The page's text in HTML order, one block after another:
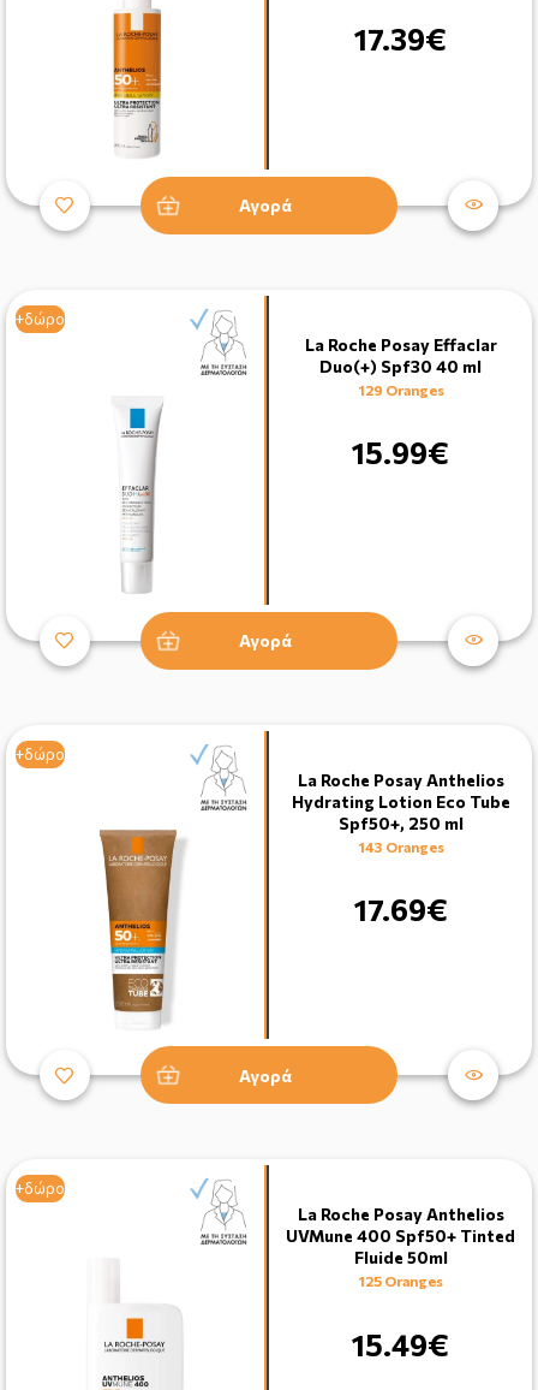
17.39€
Αγορά
+δώρο
+δώρο
La Roche Posay Effaclar
Duo(+) Spf30 40 ml
129 Oranges
15.99€
Αγορά
+δώρο
La Roche Posay Anthelios
Hydrating Lotion Eco Tube
Spf50+, 250 ml
143 Oranges
17.69€
Αγορά
+δώρο
La Roche Posay Anthelios
UVMune 400 Spf50+ Tinted
Fluide 50ml
125 Oranges
15.49€